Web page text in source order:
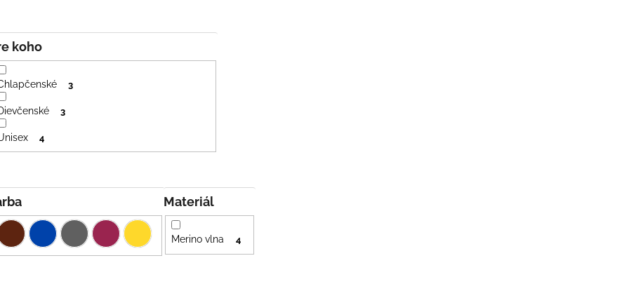
Materiál
Merino vlna 4
koho
3
3
4